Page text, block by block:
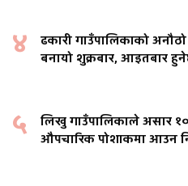
४
ढकारी गाउँपालिकाको
बनायो शुक्रबार, आइतबार
५
लिखु गाउँपालिकाले असार
औपचारिक पोशाकमा आउन